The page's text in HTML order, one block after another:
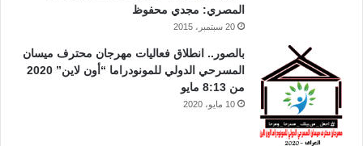
المصري: مجدي محفوظ
20 سبتمبر، 2015
بالصور.. انطلاق فعاليات مهرجان محترف ميسان
المسرحي الدولي للمونودراما “أون لاين” 2020
من 8:13 مايو
10 مايو، 2020